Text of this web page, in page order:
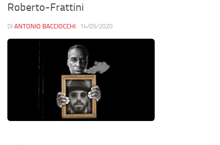
Roberto-Frattini
DI ANTONIO BACCIOCCHI · 14/05/2020